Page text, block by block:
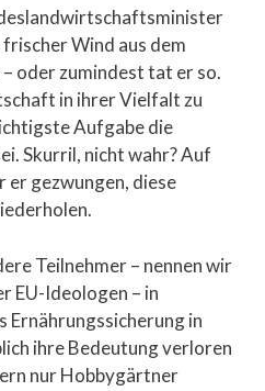
Wind aus dem
oder zumindest tat er so.
in ihrer Vielfalt zu
Aufgabe die
Skurril, nicht wahr? Auf
gezwungen, diese
Teilnehmer – nennen wir
EU-Ideologen – in
Ernährungssicherung in
ihre Bedeutung verloren
nur Hobbygärtner